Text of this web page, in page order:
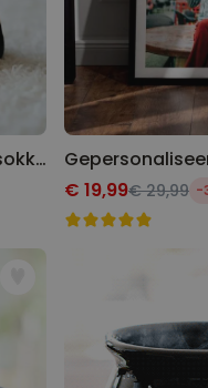
Gepersonaliseerde aperol sokken met gezicht
€ 19,99€ 29,99 -